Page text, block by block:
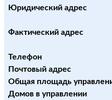
Юридический адрес
Фактический адрес
Телефон
Почтовый адрес
Общая площадь
Домов в управлении